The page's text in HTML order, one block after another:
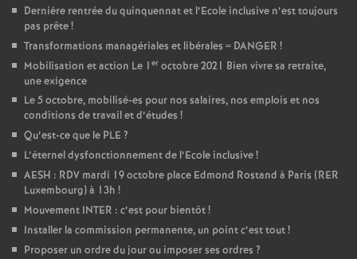
Dernière rentrée du quinquennat et l’Ecole inclusive n’est toujours
pas prête!
Transformations managériales et libérales = DANGER !
Mobilisation et action Le 1 er octobre 2021 Bien vivre sa retraite,
une exigence
Le 5 octobre, mobilisé-es pour nos salaires, nos emplois et nos
conditions de travail et d’études !
Qu’est-ce que le PLE ?
L’éternel dysfonctionnement de l’Ecole inclusive!
AESH : RDV mardi 19 octobre place Edmond Rostand à Paris (RER
Luxembourg) à 13h !
Mouvement INTER : c’est pour bientôt!
Installer la commission permanente, un point c’est tout!
Proposer un ordre du jour ou imposer ses ordres ?